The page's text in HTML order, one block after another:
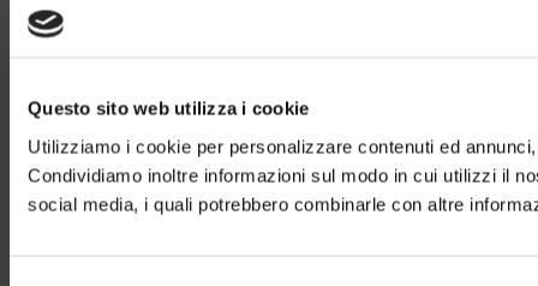
Questo sito web utilizza i cookie
Utilizziamo i cookie per personalizzare contenuti ed
Condividiamo inoltre informazioni sul modo in cui utilizzi il
social media, i quali potrebbero combinarle con altre